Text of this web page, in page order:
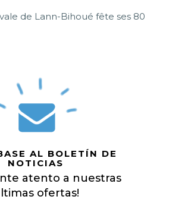
de Lann-Bihoué fête ses 80
AL BOLETÍN DE
NOTICIAS
atento a nuestras
ofertas!